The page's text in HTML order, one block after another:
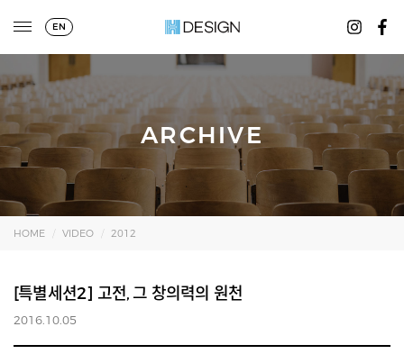
EN
ARCHIVE
HOME VIDEO 2012
[특별세션2] 고전, 그 창의력의 원천
2016.10.05